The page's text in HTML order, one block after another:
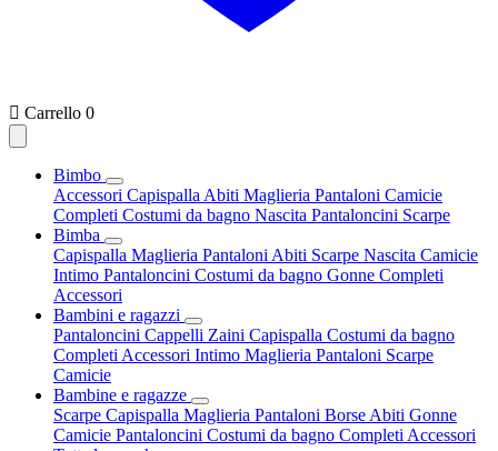
 Carrello 0
Bimbo
Accessori Capispalla Abiti Maglieria Pantaloni Camicie
Completi Costumi da bagno Nascita Pantaloncini Scarpe
Bimba
Capispalla Maglieria Pantaloni Abiti Scarpe Nascita Camicie
Intimo Pantaloncini Costumi da bagno Gonne Completi
Accessori
Bambini e ragazzi
Pantaloncini Cappelli Zaini Capispalla Costumi da bagno
Completi Accessori Intimo Maglieria Pantaloni Scarpe
Camicie
Bambine e ragazze
Scarpe Capispalla Maglieria Pantaloni Borse Abiti Gonne
Camicie Pantaloncini Costumi da bagno Completi Accessori